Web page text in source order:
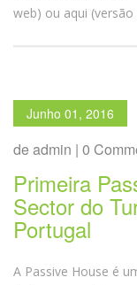
web) ou aqui (versão
Junho 01, 2016
de admin | 0
Primeira
Sector do
Portugal
A Passive House é